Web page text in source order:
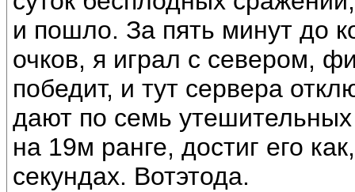
и пошло. За пять минут до
очков, я играл с севером,
победит, и тут сервера
дают по семь
на 19м ранге, достиг его
секундах. Вотэтода.